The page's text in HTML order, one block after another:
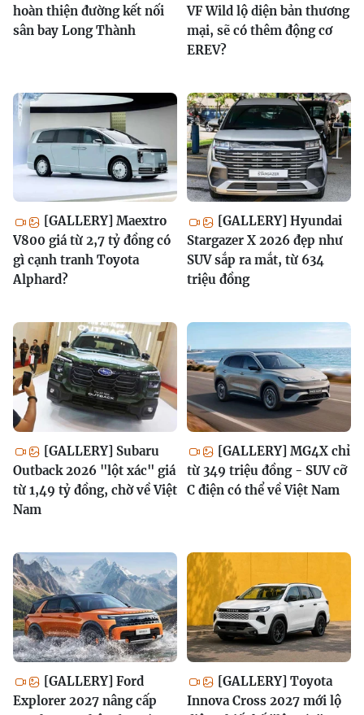
hoàn thiện đường kết nối
sân bay Long Thành
VF Wild lộ diện bản thương
mại, sẽ có thêm động cơ
EREV?
[GALLERY] Maextro
V800 giá từ 2,7 tỷ đồng có
gì cạnh tranh Toyota
Alphard?
[GALLERY] Hyundai
Stargazer X 2026 đẹp như
SUV sắp ra mắt, từ 634
triệu đồng
[GALLERY] Subaru
Outback 2026 "lột xác" giá
từ 1,49 tỷ đồng, chờ về Việt
Nam
[GALLERY] MG4X chỉ
từ 349 triệu đồng - SUV cỡ
C điện có thể về Việt Nam
[GALLERY] Ford
Explorer 2027 nâng cấp
[GALLERY] Toyota
Innova Cross 2027 mới lộ